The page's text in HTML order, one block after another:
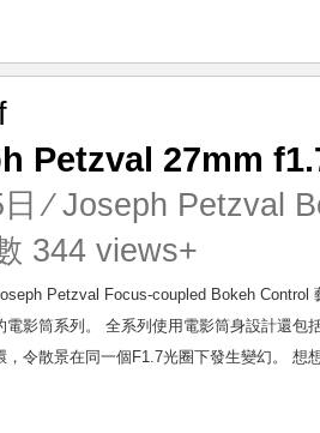
on
Joseph
27mm
f1.7
神
級
散
娛
Petzval 27mm
⁄Joseph Petzval
344 views+
Petzval Focus-coupled Bokeh Control
電影筒系列。 全系列使用電影筒身設計還包
，令散景在同一個F1.7光圈下發生變幻。